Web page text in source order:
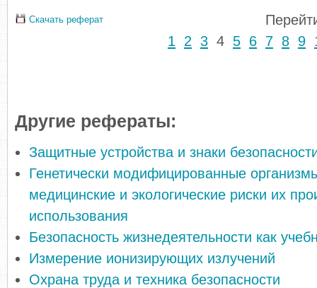
Скачать реферат
1
2 3 4 5 6 7 8 9
Другие рефераты:
Защитные устройства и знаки
Генетически модифицированные
медицинские и экологические риски их
использования
Безопасность жизнедеятельности как
Измерение ионизирующих излучений
Охрана труда и техника безопасности